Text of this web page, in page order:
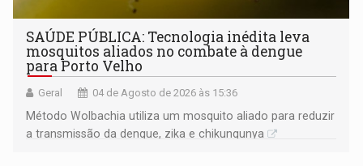
SAÚDE PÚBLICA: Tecnologia inédita leva
mosquitos aliados no combate à dengue
para Porto Velho
Geral 04 de Agosto de 2026 às 15:36
Método Wolbachia utiliza um mosquito aliado para reduzir
a transmissão da dengue, zika e chikungunya